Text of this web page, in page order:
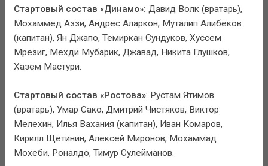
Стартовый состав «Динамо»: Давид Волк (вратарь),
Мохаммед Аззи, Андрес Аларкон, Муталип Алибеков
(капитан), Ян Джапо, Темиркан Сундуков, Хуссем
Мрезиг, Мехди Мубарик, Джавад, Никита Глушков,
Хазем Мастури.
Стартовый состав «Ростова»: Рустам Ятимов
(вратарь), Умар Сако, Дмитрий Чистяков, Виктор
Мелехин, Илья Вахания (капитан), Иван Комаров,
Кирилл Щетинин, Алексей Миронов, Мохаммад
Мохеби, Роналдо, Тимур Сулейманов.